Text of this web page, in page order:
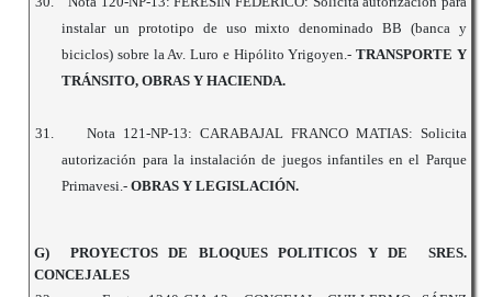
instalar un prototipo de uso mixto denominado BB (banca y
biciclos) sobre la Av. Luro e Hipólito Yrigoyen.- TRANSPORTE Y
TRÁNSITO, OBRAS Y HACIENDA.
31.
Nota 121-NP-13: CARABAJAL FRANCO MATIAS: Solicita
autorización para la instalación de juegos infantiles en el Parque
Primavesi.-OBRAS Y LEGISLACIÓN.
G) PROYECTOS DE BLOQUES POLITICOS Y DE SRES.
CONCEJALES